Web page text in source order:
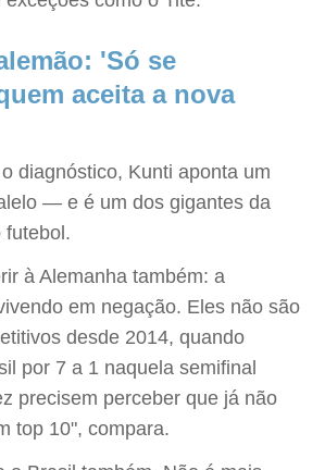
'Só se
aceita a nova
diagnóstico, Kunti aponta um
— e é um dos gigantes da
futebol.
à Alemanha também: a
em negação. Eles não são
desde 2014, quando
por 7 a 1 naquela semifinal
precisem perceber que já não
top 10", compara.